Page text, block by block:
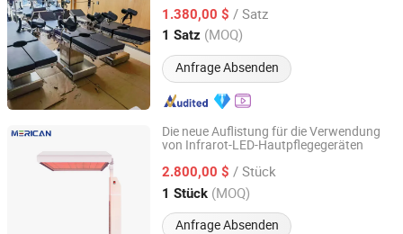
1.380,00 $ / Satz
1 Satz (MOQ)
Anfrage Absenden
Shandong, China Seit 2024
Die neue Auflistung für die Verwendung
von Infrarot-LED-Hautpflegegeräten
2.800,00 $ / Stück
1 Stück (MOQ)
Anfrage Absenden
Guangzhou Merican Optoelectronic Technology Co., Ltd.
Guangdong, China Seit 2025